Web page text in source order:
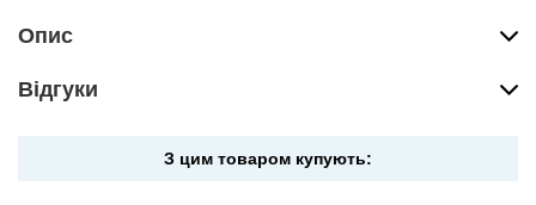
Опис
Вiдгуки
З цим товаром купують: